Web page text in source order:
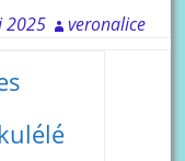
2025 veronalice